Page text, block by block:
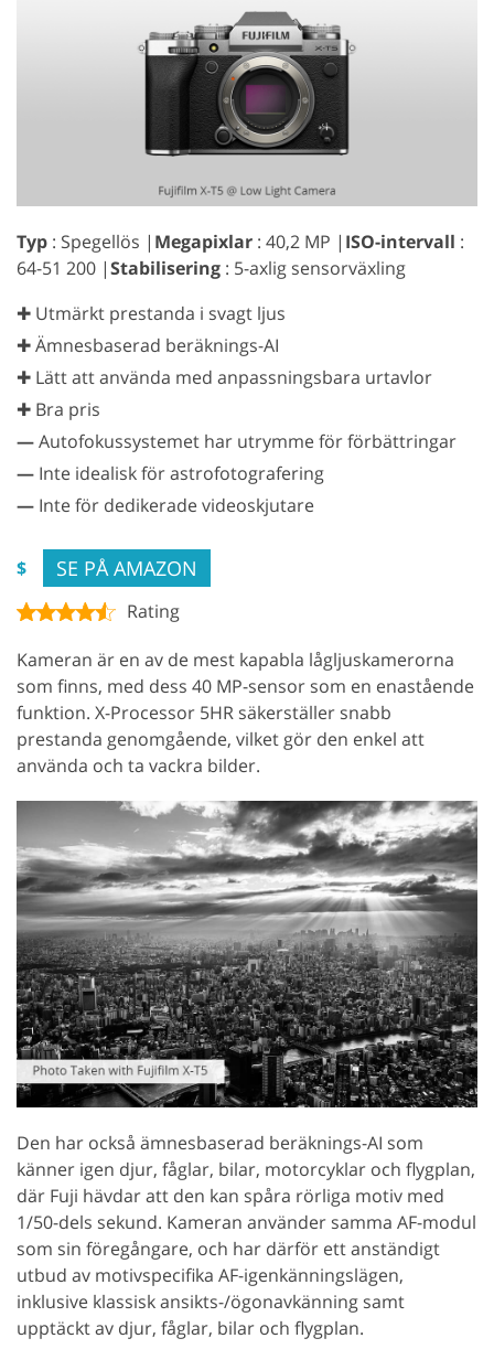
Typ : Spegellös | Megapixlar : 40,2 MP | ISO-intervall :
64-51 200 |Stabilisering : 5-axlig sensorväxling
✚ Utmärkt prestanda i svagt ljus
✚ Ämnesbaserad beräknings-AI
✚ Lätt att använda med anpassningsbara urtavlor
✚ Bra pris
—Autofokussystemet har utrymme för förbättringar
— Inte idealisk för astrofotografering
— Inte för dedikerade videoskjutare
$ SE PÅ AMAZON
Rating
Kameran är en av de mest kapabla lågljuskamerorna
som finns, med dess 40 MP-sensor som en enastående
funktion. X-Processor 5HR säkerställer snabb
prestanda genomgående, vilket gör den enkel att
använda och ta vackra bilder.
Den har också ämnesbaserad beräknings-AI som
känner igen djur, fåglar, bilar, motorcyklar och flygplan,
där Fuji hävdar att den kan spåra rörliga motiv med
1/50-dels sekund. Kameran använder samma AF-modul
som sin föregångare, och har därför ett anständigt
utbud av motivspecifika AF-igenkänningslägen,
inklusive klassisk ansikts-/ögonavkänning samt
upptäckt av djur, fåglar, bilar och flygplan.